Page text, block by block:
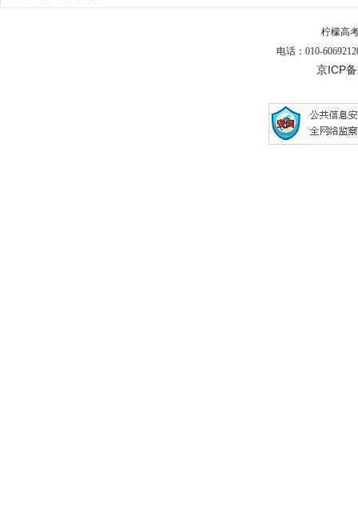
柠檬高
电话：010-
京ICP